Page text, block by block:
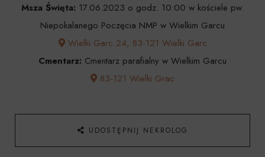
Msza Święta: 17.06.2023 o godz. 10:00 w kościele pw.
Niepokalanego Poczęcia NMP w Wielkim Garcu
Wielki Garc 24, 83-121 Wielki Garc
Cmentarz: Cmentarz parafialny w Wielkim Garcu
83-121 Wielki Grac
UDOSTĘPNIJ NEKROLOG